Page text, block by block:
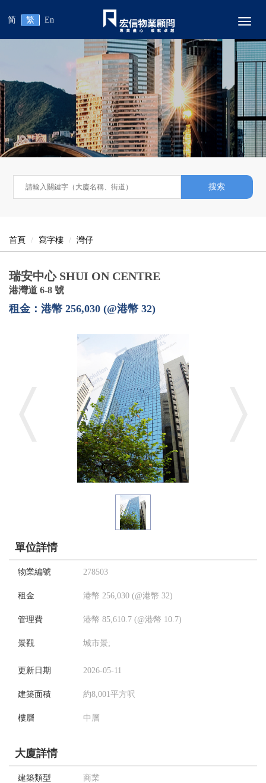
简 繁 En
搜索
首頁 寫字樓 灣仔
瑞安中心 SHUI ON CENTRE
港灣道 6-8 號
租金：港幣 256,030 (@港幣 32)
單位詳情
物業編號 278503
租金 港幣 256,030 (@港幣 32)
管理費 港幣 85,610.7 (@港幣 10.7)
景觀 城市景;
更新日期 2026-05-11
建築面積 約8,001平方呎
樓層 中層
大廈詳情
建築類型 商業